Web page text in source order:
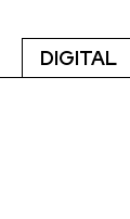
DIGITAL